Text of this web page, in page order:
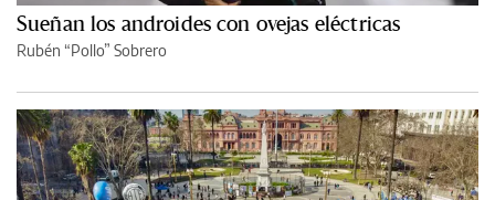
Sueñan los androides con ovejas eléctricas
Rubén “Pollo” Sobrero